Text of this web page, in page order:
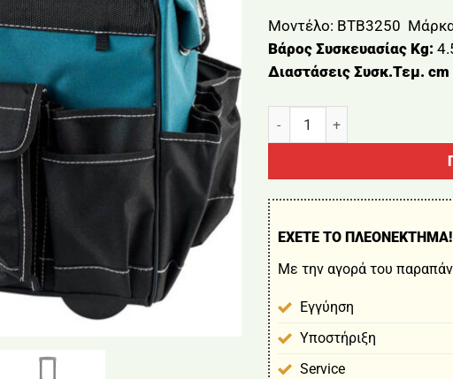
Μοντέλο: BTB3250
Βάρος Συσκευασίας Kg:
Διαστάσεις Συσκ.Τεμ.
ΤΣΑΝΤΑ ΕΡΓΑΛΕΙΩΝ
ΕΧΕΤΕ ΤΟ ΠΛΕΟΝΕΚΤΗΜΑ!
Με την αγορά του
Εγγύηση
Υποστήριξη
Service